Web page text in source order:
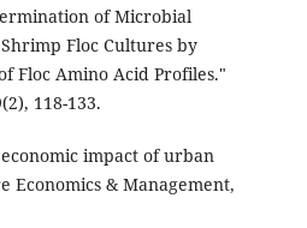
of Microbial
Floc Cultures by
Floc Amino Acid Profiles."
118-133.
impact of urban
& Management,